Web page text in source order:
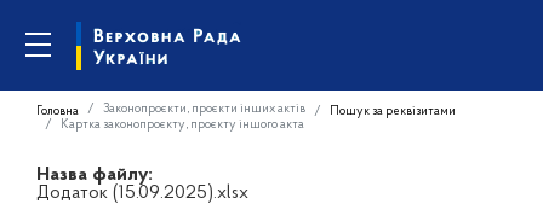
Головна Законопроєкти, проєкти інших актів
Пошук за реквізитами
Картка законопроєкту, проєкту іншого акта
Назва файлу:
Додаток (15.09.2025).xlsx